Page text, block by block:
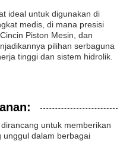
ideal untuk digunakan di
medis, di mana presisi
Piston Mesin, dan
pilihan serbaguna
tinggi dan sistem hidrolik.
untuk memberikan
unggul dalam berbagai